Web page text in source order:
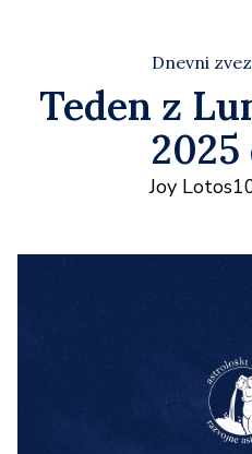
Dnevni
Teden z
Joy Lotos